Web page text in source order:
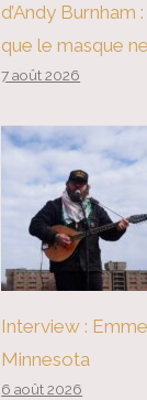
d’Andy
que le masque
7 août 2026
Interview :
Minnesota
6 août 2026